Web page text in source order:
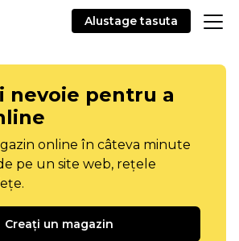
Alustage tasuta
nevoie pentru a
online în câteva minute
pe un site web, rețele
Creați un magazin